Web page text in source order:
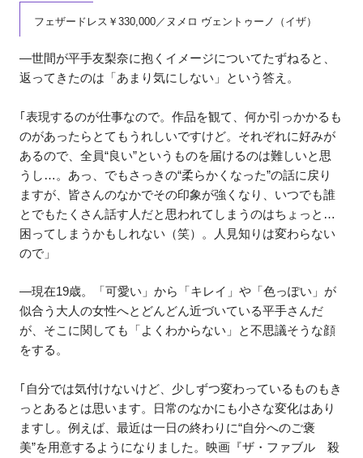
フェザードレス￥330,000／ヌメロ ヴェントゥーノ（イザ）
―世間が平手友梨奈に抱くイメージについてたずねると、
返ってきたのは「あまり気にしない」という答え。
｢表現するのが仕事なので。作品を観て、何か引っかかるも
のがあったらとてもうれしいですけど。それぞれに好みが
あるので、全員“良い”というものを届けるのは難しいと思
うし…。あっ、でもさっきの“柔らかくなった”の話に戻り
ますが、皆さんのなかでその印象が強くなり、いつでも誰
とでもたくさん話す人だと思われてしまうのはちょっと…
困ってしまうかもしれない（笑）。人見知りは変わらない
ので」
―現在19歳。「可愛い」から「キレイ」や「色っぽい」が
似合う大人の女性へとどんどん近づいている平手さんだ
が、そこに関しても「よくわからない」と不思議そうな顔
をする。
｢自分では気付けないけど、少しずつ変わっているものもき
っとあるとは思います。日常のなかにも小さな変化はあり
ますし。例えば、最近は一日の終わりに“自分へのご褒
美”を用意するようになりました。映画『ザ・ファブル 殺